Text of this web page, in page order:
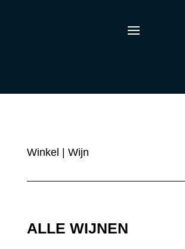
Winkel | Wijn
ALLE WIJNEN